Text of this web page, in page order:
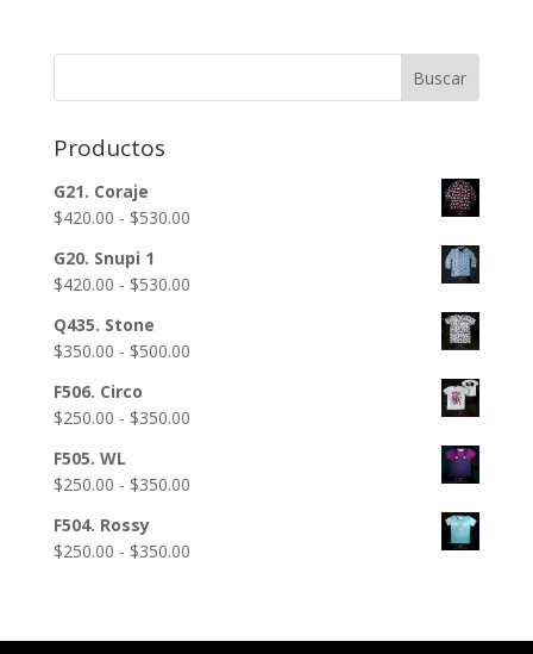
desde
Buscar
Productos
G21. Coraje
$420.00 - $530.00Rango
desde
hasta
G20. Snupi 1
$420.00 - $530.00Rango
desde
hasta
Q435. Stone
$350.00 - $500.00Rango
desde
hasta
F506. Circo
$250.00 - $350.00Rango
desde
hasta
F505. WL
$250.00 - $350.00Rango
desde
$350.00
F504. Rossy
$250.00 - $350.00Rango